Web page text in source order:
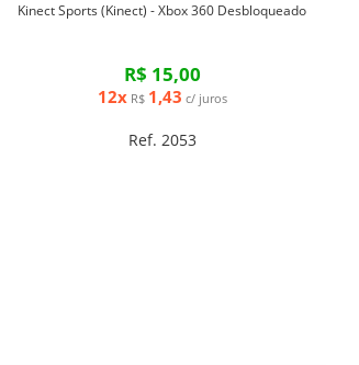
Kinect Sports (Kinect) - Xbox 360 Desbloqueado
R$ 15,00
12xR$ 1,43 c/ juros
Ref. 2053